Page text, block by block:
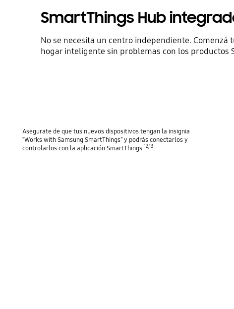
SmartThings Hub
No se necesita un centro independiente. Comenzá
hogar inteligente sin problemas con los productos
Asegurate de que tus nuevos dispositivos tengan la insignia
“Works with Samsung SmartThings” y podrás conectarlos y
controlarlos con la aplicación SmartThings.12,13